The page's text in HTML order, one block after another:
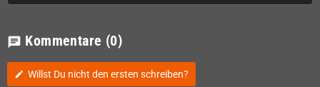
chat Kommentare (0)
edit Willst Du nicht den ersten schreiben?